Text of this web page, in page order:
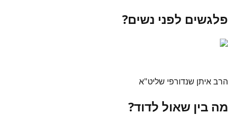
פלגשים לפני נשים?
הרב איתן שנדורפי שליט"א
מה בין שאול לדוד?